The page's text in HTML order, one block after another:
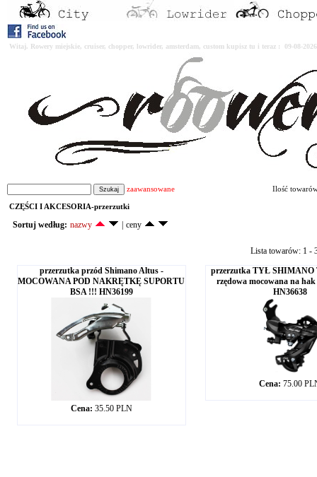
Witaj. Rowery miejskie, cruiser, chopper, lowrider, amsterdam, custom kupisz tu i teraz : 09-08-
zaawansowane Ilość
CZĘŚCI I AKCESORIA-przerzutki
Sortuj według: nazwy ceny
Lista towarów: 1 -
przerzutka przód Shimano Altus -
MOCOWANA POD NAKRĘTKĘ SUPORTU
BSA !!! HN36199
Cena: 35.50 PLN
przerzutka TYŁ SHIMANO
rzędowa mocowana na
HN36638
Cena: 75.00